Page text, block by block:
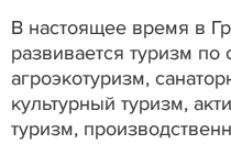
В настоящее время в
развивается туризм
агроэкотуризм,
культурный туризм,
туризм,